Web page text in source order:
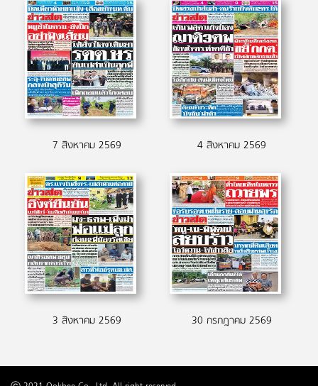
7 สิงหาคม 2569 4 สิงหาคม 2569
3 สิงหาคม 2569 30 กรกฎาคม 2569